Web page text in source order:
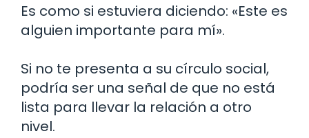
Es como si estuviera diciendo: «Este es
alguien importante para mí».
Si no te presenta a su círculo social,
podría ser una señal de que no está
lista para llevar la relación a otro
nivel.